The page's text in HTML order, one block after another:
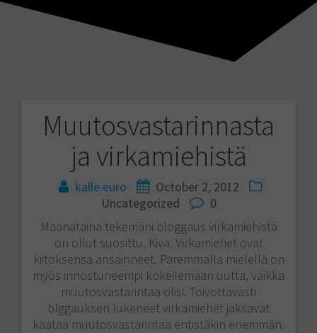
Muutosvastarinnasta
ja virkamiehistä
kalle.euro
October 2, 2012
Uncategorized
0
Maanataina tekemäni bloggaus virkamiehistä
on ollut suosittu. Kiva. Virkamiehet ovat
kiitoksensa ansainneet. Paremmalla mielellä on
myös innostuneempi kokeilemaan uutta, vaikka
muutosvastarintaa olisi. Toivottavasti
blggauksen lukeneet virkamiehet jaksavat
kaataa muutosvastarintaa entistäkin enemmän.
Post
navigation